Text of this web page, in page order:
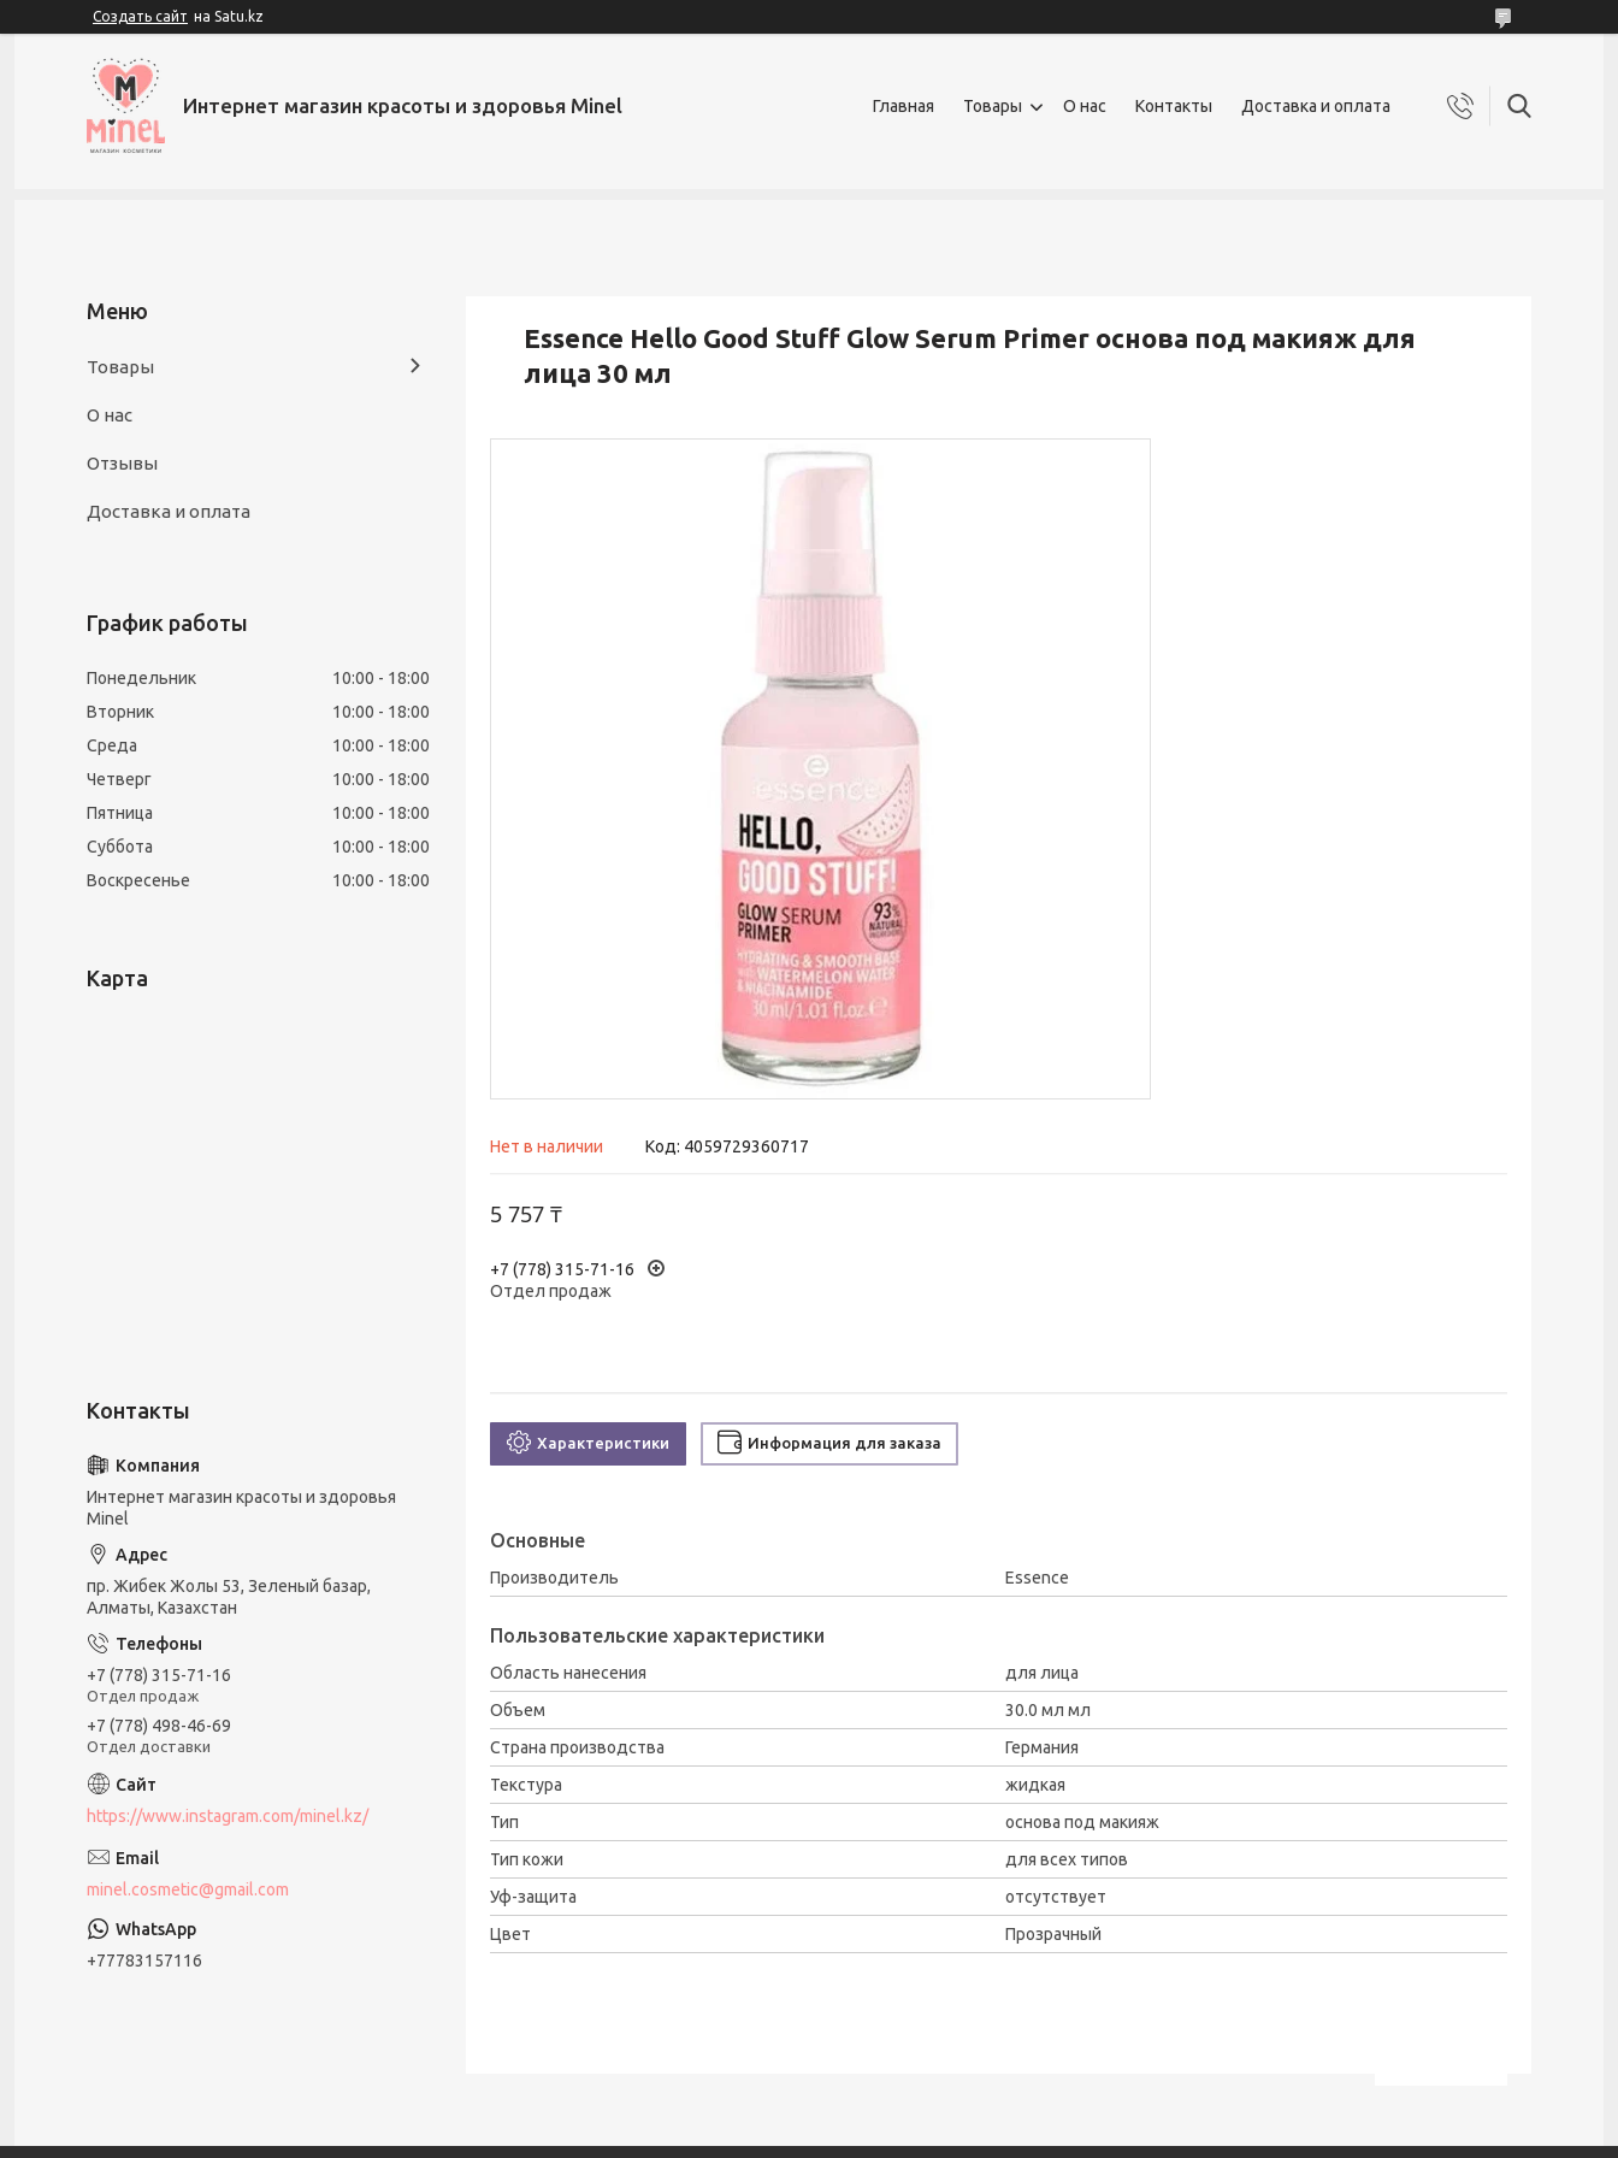
Создать сайт на Satu.kz
Интернет магазин красоты и здоровья Minel Главная Товары О нас Контакты Доставка и оплата
Essence Hello Good Stuff Glow Serum Primer основа под макияж для
лица 30 мл
Нет в наличии Код: 4059729360717
5 757 ₸
+7 (778) 315-71-16
Отдел продаж
Характеристики Информация для заказа
Основные
Производитель Essence
Пользовательские характеристики
Область нанесения
для лица
Объем
30.0 мл мл
Страна производства
Германия
Текстура
жидкая
Тип
основа под макияж
Тип кожи
для всех типов
Уф-защита
отсутствует
Цвет
Прозрачный
Товары
О нас
Отзывы
Доставка и оплата
График работы
Понедельник 10:00
18:00
Вторник
10:00
18:00
Среда
10:00
18:00
Четверг
10:00
18:00
Пятница
10:00
18:00
Суббота
10:00
18:00
Воскресенье
10:00 18:00
Карта
Интернет магазин красоты и здоровья
Minel
пр. Жибек Жолы 53, Зеленый базар,
Алматы, Казахстан
+7 (778) 315-71-16
Отдел продаж
+7 (778) 498-46-69
Отдел доставки
https://www.instagram.com/minel.kz/
minel.cosmetic@gmail.com
+77783157116